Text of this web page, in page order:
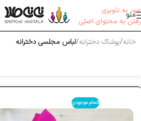
عبور به ناوبری
رفتن به محتوای اصلی
منو
خانه پوشاک دخترانه لباس مجلسی دخترانه
اتمام موجودی